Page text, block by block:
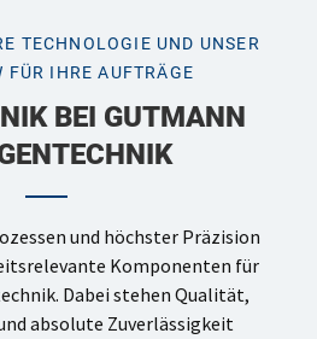
TECHNOLOGIE UND UNSER
FÜR IHRE AUFTRÄGE
BEI GUTMANN
und höchster Präzision
Komponenten für
Dabei stehen Qualität,
absolute Zuverlässigkeit